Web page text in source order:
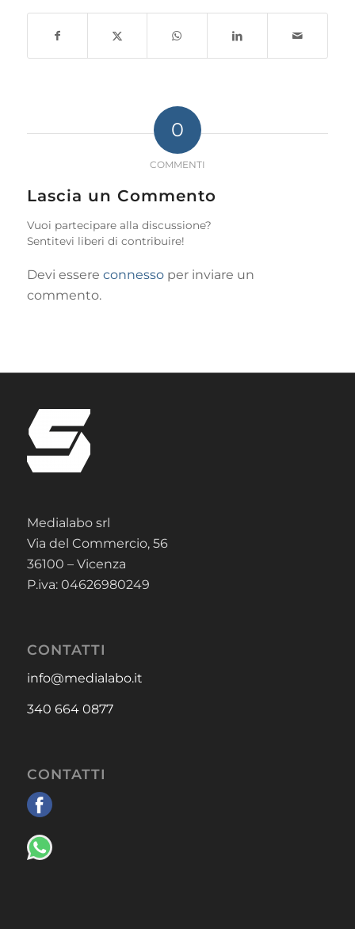
0
COMMENTI
Lascia un Commento
Vuoi partecipare alla discussione?
Sentitevi liberi di contribuire!
Devi essere connessoper inviare un
commento.
Medialabo srl
Via del Commercio, 56
36100 – Vicenza
P.iva: 04626980249
CONTATTI
info@medialabo.it
340 664 0877
CONTATTI